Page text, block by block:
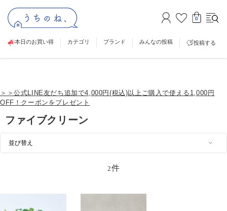
0
本日のお買い得 カテゴリ ブランド みんなの投稿 投稿する
＞＞公式LINE友だち追加で4,000円(税込)以上ご購入で使える1,000円
OFF！クーポンをプレゼント
ファイブクリーン
2件